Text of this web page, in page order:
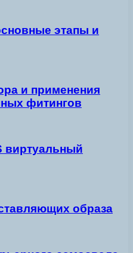
этапы и
и применения
фитингов
виртуальный
образа